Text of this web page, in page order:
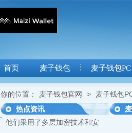
首页 麦子钱包 麦子钱包PC
你的位置： 麦子钱包官网 > 麦子钱包
热点资讯
他们采用了多层加密技术和安